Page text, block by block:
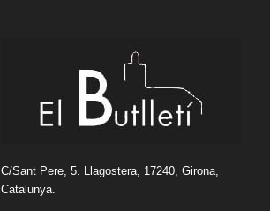
C/Sant Pere, 5. Llagostera, 17240, Girona,
Catalunya.